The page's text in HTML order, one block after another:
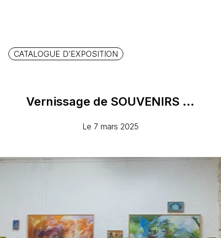
CATALOGUE D’EXPOSITION
Vernissage de SOUVENIRS ...
Le 7 mars 2025